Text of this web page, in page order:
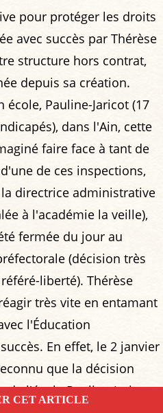
pour protéger les droits
avec succès par Thérèse
structure hors contrat,
depuis sa création.
école, Pauline-Jaricot (17
dans l'Ain, cette
faire face à tant de
de ces inspections,
directrice administrative
à l'académie la veille),
fermée du jour au
(décision très
liberté). Thérèse
très vite en entamant
l'Éducation
En effet, le 2 janvier
que la décision
de l'école Pauline-Jaricot«
CET ARTICLE